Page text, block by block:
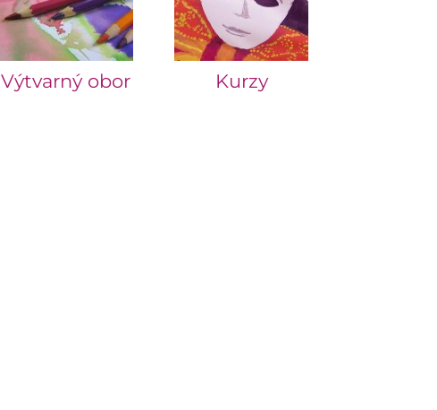
Výtvarný obor Kurzy